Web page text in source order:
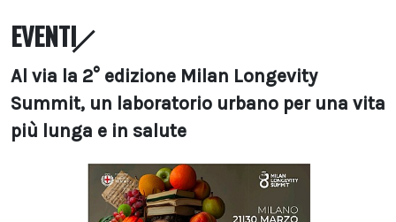
EVENTI
Al via la 2° edizione Milan Longevity
Summit, un laboratorio urbano per una vita
più lunga e in salute